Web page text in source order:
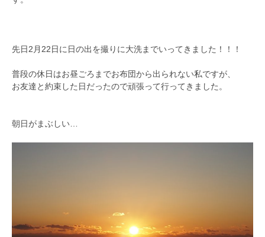
先日2月22日に日の出を撮りに大洗までいってきました！！！
普段の休日はお昼ごろまでお布団から出られない私ですが、
お友達と約束した日だったので頑張って行ってきました。
朝日がまぶしい…